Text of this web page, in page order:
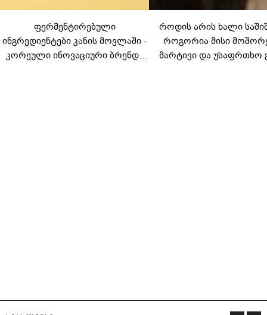
ფერმენტირებული
ინგრედიენტები კანის მოვლაში -
კორეული ინოვაციური ბრენდი
როდის არის ხალი
როგორია მისი
მარტივი და უსაფრთხო